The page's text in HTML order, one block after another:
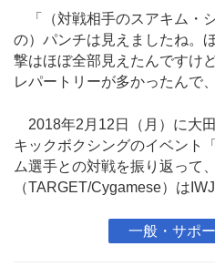
「（対戦相手のスアキム・
の）パンチは見えましたね。
撃はほぼ全部見えたんですけ
レパートリーが多かったんで
2018年2月12日（月）に大
キックボクシングのイベント
ム選手との対戦を振り返って
（TARGET/Cygamese）は
一般・サポ